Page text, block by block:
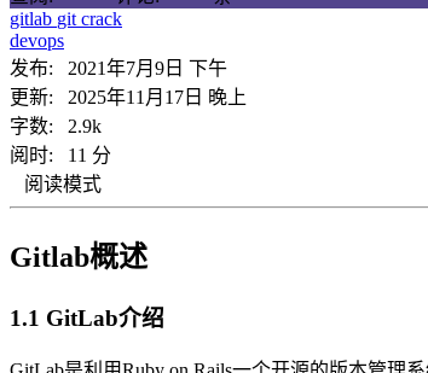
gitlab git crack
devops
发布:
2021年7月9日 下午
更新:
2025年11月17日 晚上
字数: 2.9k
阅时: 11 分
阅读模式
Gitlab概述
1.1 GitLab介绍